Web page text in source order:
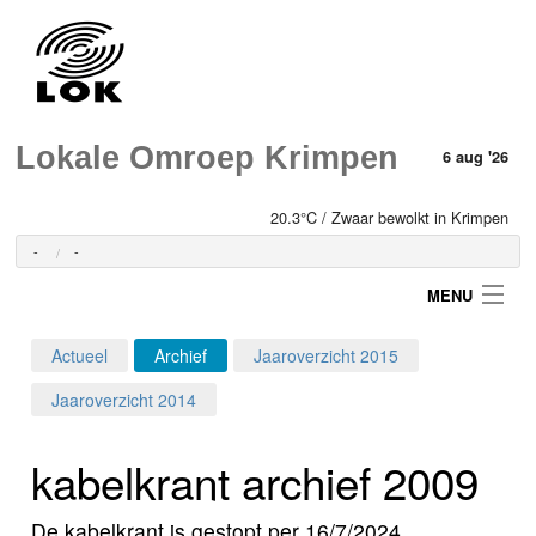
Lokale Omroep Krimpen 6 aug '26
20.3°C / Zwaar bewolkt in Krimpen
- -
MENU
Programma's
Actueel Archief
Jaaroverzicht 2015
Jaaroverzicht 2014
kabelkrant archief 2009